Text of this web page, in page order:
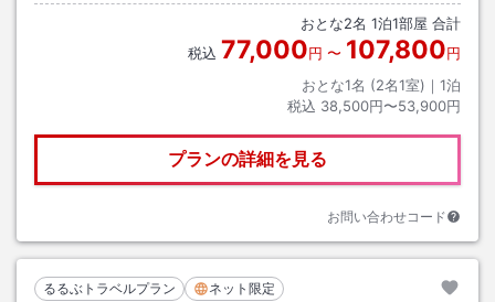
おとな2名 1泊1部屋 合計
税込 77,000円 〜 107,800円
おとな1名 (2名1室)｜ 1泊
税込 38,500円〜53,900円
プランの詳細を見る
お問い合わせコード
るるぶトラベルプラン ネット限定